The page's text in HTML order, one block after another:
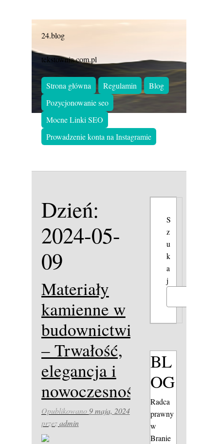
24.blog
tekstownia.com.pl
Strona główna Regulamin
Blog
Pozycjonowanie seo
Mocne Linki SEO
Prowadzenie konta na Instagramie
Dzień:
2024-05-
09
Materiały
kamienne w
budownictwie
– Trwałość,
elegancja i
nowoczesność.
Opublikowano 9 maja, 2024
przezadmin
S
z
u
k
a
j
BL
OG
Radca
prawny
w
Branie